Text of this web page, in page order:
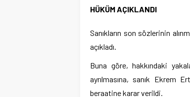
HÜKÜM AÇIKLANDI
Sanıkların son sözlerinin
açıkladı.
Buna göre, hakkındaki
ayrılmasına, sanık Ekrem
beraatine karar verildi.